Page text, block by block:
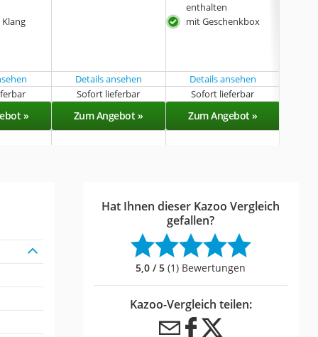
enthalten
mit Geschenkbox
Details ansehen Details ansehen
Sofort lieferbar Sofort lieferbar
» Zum Angebot » Zum Angebot »
Hat Ihnen dieser Kazoo Vergleich
gefallen?
5,0 / 5 (1) Bewertungen
Kazoo-Vergleich teilen: